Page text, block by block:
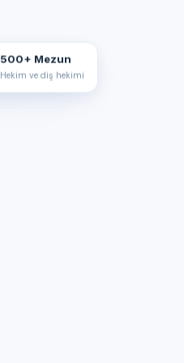
500+ Mezun
Hekim ve diş hekimi